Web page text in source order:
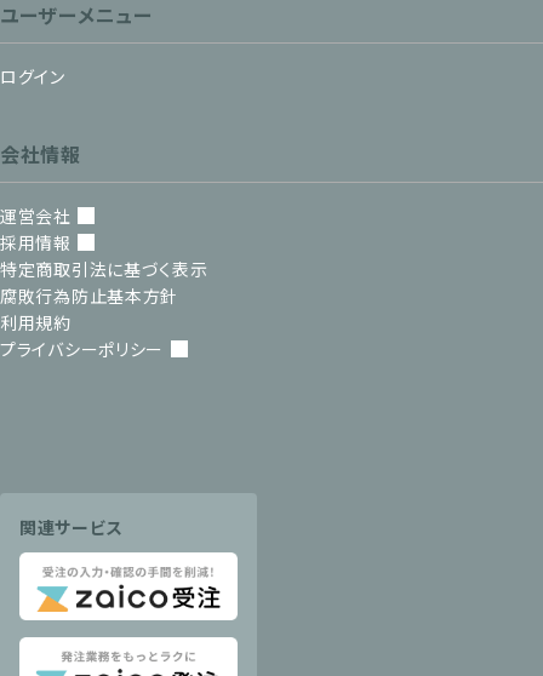
ユーザーメニュー
ログイン
会社情報
運営会社
採用情報
特定商取引法に基づく表示
腐敗行為防止基本方針
利用規約
プライバシーポリシー
関連サービス